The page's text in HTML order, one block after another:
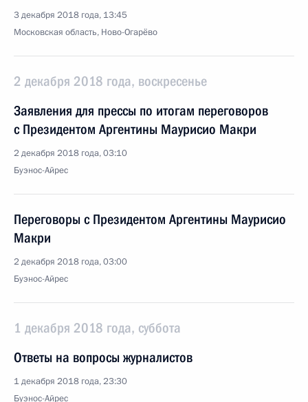
3 декабря 2018 года, 13:45
Московская область, Ново-Огарёво
2 декабря 2018 года, воскресенье
Заявления для прессы по итогам переговоров
с Президентом Аргентины Маурисио Макри
2 декабря 2018 года, 03:10
Буэнос-Айрес
Переговоры с Президентом Аргентины Маурисио
Макри
2 декабря 2018 года, 03:00
Буэнос-Айрес
1 декабря 2018 года, суббота
Ответы на вопросы журналистов
1 декабря 2018 года, 23:30
Буэнос-Айрес